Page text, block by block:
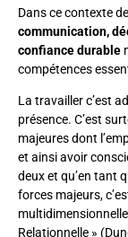
Dans ce contexte
communication,
confiance durable
compétences
La travailler c’est
présence. C’est
majeures dont
et ainsi avoir
deux et qu’en tant
forces majeurs,
Relationnelle »